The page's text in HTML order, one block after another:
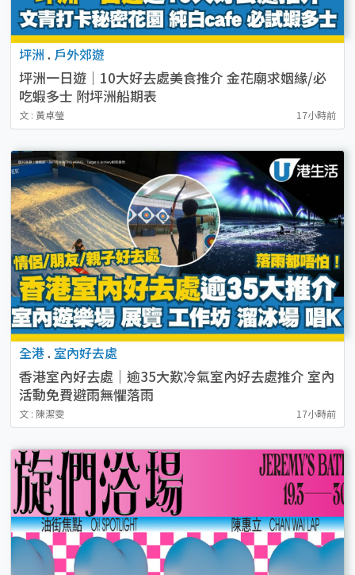
坪洲 . 戶外郊遊
坪洲一日遊｜10大好去處美食推介 金花廟求姻緣/必
吃蝦多士 附坪洲船期表
文 : 黃卓瑩 17小時前
全港 . 室內好去處
香港室內好去處｜逾35大歎冷氣室內好去處推介 室內
活動免費避雨無懼落雨
文 : 陳潔雯 17小時前